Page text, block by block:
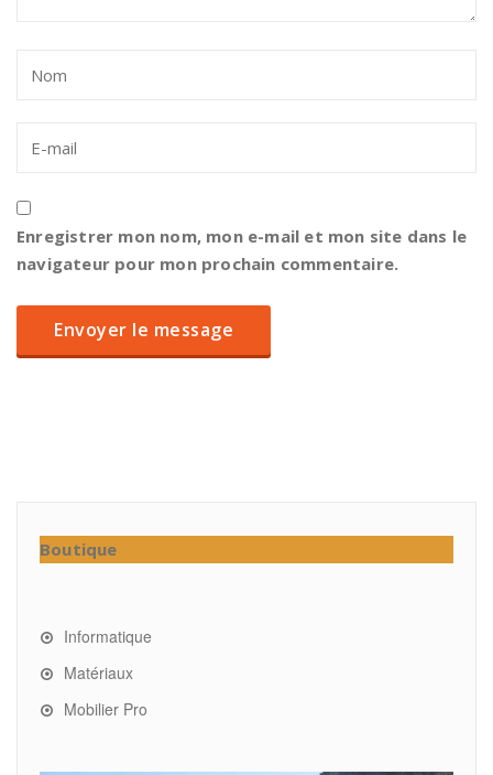
Enregistrer mon nom, mon e-mail et mon site dans le
navigateur pour mon prochain commentaire.
Boutique
Informatique
Matériaux
Mobilier Pro